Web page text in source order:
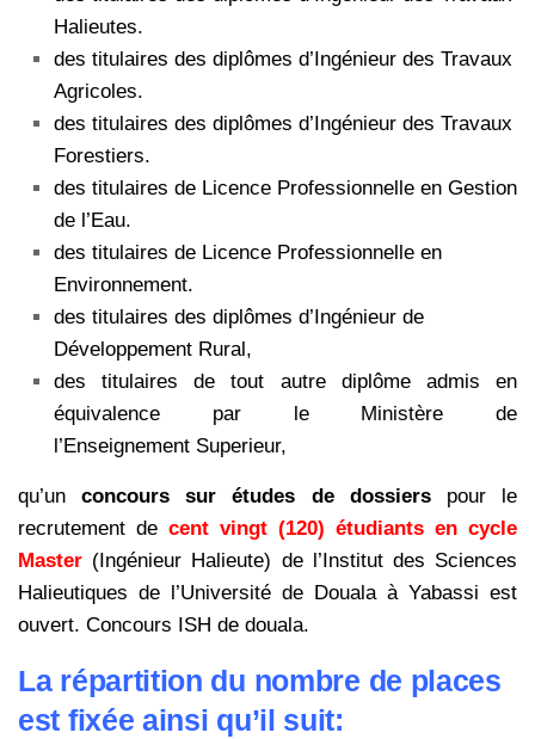
Halieutes.
des titulaires des diplômes d’Ingénieur des Travaux
Agricoles.
des titulaires des diplômes d’Ingénieur des Travaux
Forestiers.
des titulaires de Licence Professionnelle en Gestion
de l’Eau.
des titulaires de Licence Professionnelle en
Environnement.
des titulaires des diplômes d’Ingénieur de
Développement Rural,
des titulaires de tout autre diplôme admis en
équivalence par le Ministère de
l’Enseignement Superieur,
qu’unconcours sur études de dossierspour le
recrutement de cent vingt (120) étudiants en cycle
Master (Ingénieur Halieute) de l’Institut des Sciences
Halieutiques de l’Université de Douala à Yabassi est
ouvert. Concours ISH de douala.
La répartition du nombre de places
est fixée ainsi qu’il suit: